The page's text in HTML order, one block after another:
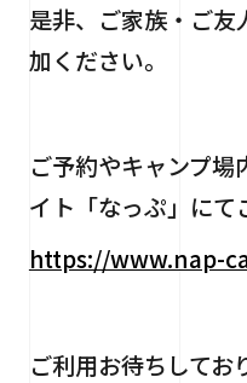
是非、ご家族・ご
加ください。
ご予約やキャンプ
イト「なっぷ」にて
https://www.nap-
ご利用お待ちしてお